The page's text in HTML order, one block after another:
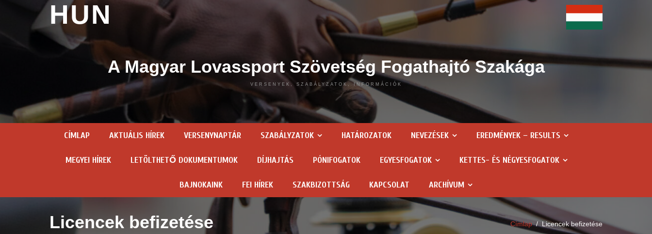
HUN
A Magyar Lovassport Szövetség Fogathajtó Szakága
VERSENYEK, SZABÁLYZATOK, INFORMÁCIÓK
CÍMLAP AKTUÁLIS HÍREK VERSENYNAPTÁR SZABÁLYZATOK HATÁROZATOK NEVEZÉSEK EREDMÉNYEK – RESULTS
MEGYEI HÍREK LETÖLTHETŐ DOKUMENTUMOK DÍJHAJTÁS PÓNIFOGATOK EGYESFOGATOK KETTES- ÉS NÉGYESFOGATOK
BAJNOKAINK FEI HÍREK SZAKBIZOTTSÁG KAPCSOLAT ARCHÍVUM
Címlap/ Licencek befizetése
Licencek befizetése